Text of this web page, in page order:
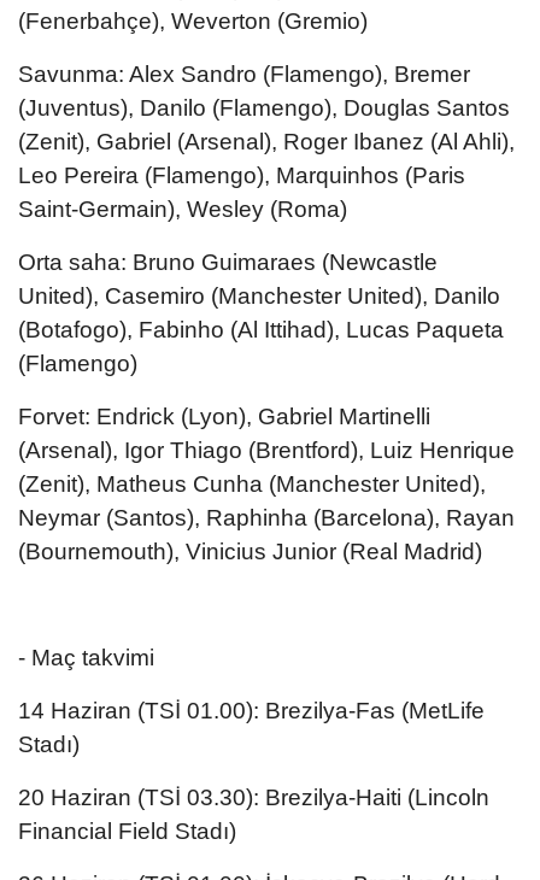
(Fenerbahçe), Weverton (Gremio)
Savunma: Alex Sandro (Flamengo), Bremer
(Juventus), Danilo (Flamengo), Douglas Santos
(Zenit), Gabriel (Arsenal), Roger Ibanez (Al Ahli),
Leo Pereira (Flamengo), Marquinhos (Paris
Saint-Germain), Wesley (Roma)
Orta saha: Bruno Guimaraes (Newcastle
United), Casemiro (Manchester United), Danilo
(Botafogo), Fabinho (Al Ittihad), Lucas Paqueta
(Flamengo)
Forvet: Endrick (Lyon), Gabriel Martinelli
(Arsenal), Igor Thiago (Brentford), Luiz Henrique
(Zenit), Matheus Cunha (Manchester United),
Neymar (Santos), Raphinha (Barcelona), Rayan
(Bournemouth), Vinicius Junior (Real Madrid)
- Maç takvimi
14 Haziran (TSİ 01.00): Brezilya-Fas (MetLife
Stadı)
20 Haziran (TSİ 03.30): Brezilya-Haiti (Lincoln
Financial Field Stadı)